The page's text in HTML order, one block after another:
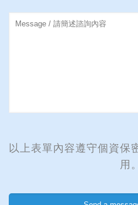
以上表單內容遵守個資保
用。